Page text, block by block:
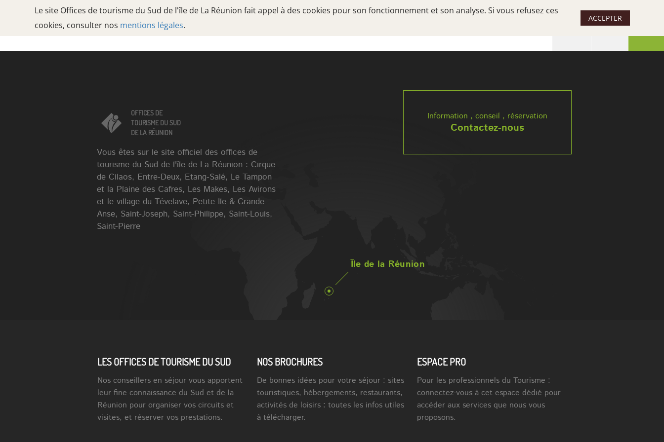
Le site Offices de tourisme du Sud de l'île de La Réunion fait appel à des cookies pour son fonctionnement et son analyse. Si vous refusez ces
cookies, consulter nos mentions légales.
ACCEPTER
OFFICES DE
Île de la Réunion
Information , conseil , réservation
Contactez-nous
OFFICES DE
TOURISME DU SUD
DE LA RÉUNION
Vous êtes sur le site officiel des offices de
tourisme du Sud de l'île de La Réunion : Cirque
de Cilaos, Entre-Deux, Etang-Salé, Le Tampon
et la Plaine des Cafres, Les Makes, Les Avirons
et le village du Tévelave, Petite Ile & Grande
Anse, Saint-Joseph, Saint-Philippe, Saint-Louis,
Saint-Pierre
LES OFFICES DE TOURISME DU SUD
Nos conseillers en séjour vous apportent
leur fine connaissance du Sud et de la
Réunion pour organiser vos circuits et
visites, et réserver vos prestations.
NOS BROCHURES
De bonnes idées pour votre séjour : sites
touristiques, hébergements, restaurants,
activités de loisirs : toutes les infos utiles
à télécharger.
ESPACE PRO
Pour les professionnels du Tourisme :
connectez-vous à cet espace dédié pour
accéder aux services que nous vous
proposons.